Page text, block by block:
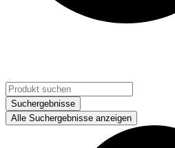
Suchergebnisse
Alle Suchergebnisse anzeigen